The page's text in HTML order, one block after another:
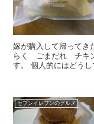
嫁が購入して帰ってき
らく ごまだれ チキ
す。 個人的にはどう
セブンイレブンのグルメ